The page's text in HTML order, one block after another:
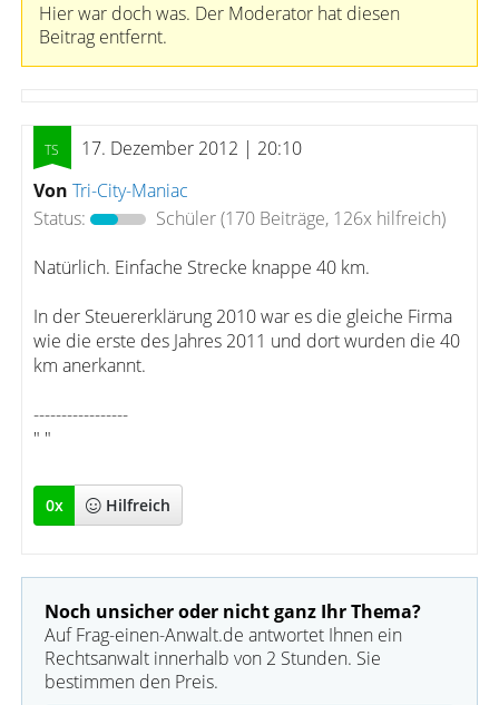
Hier war doch was. Der Moderator hat diesen
Beitrag entfernt.
17. Dezember 2012 | 20:10
Von Tri-City-Maniac
Status:
Schüler(170 Beiträge, 126x hilfreich)
Natürlich. Einfache Strecke knappe 40 km.
In der Steuererklärung 2010 war es die gleiche Firma
wie die erste des Jahres 2011 und dort wurden die 40
km anerkannt.
-----------------
" "
0x Hilfreich
Noch unsicher oder nicht ganz Ihr Thema?
Auf Frag-einen-Anwalt.de antwortet Ihnen ein
Rechtsanwalt innerhalb von 2 Stunden. Sie
bestimmen den Preis.